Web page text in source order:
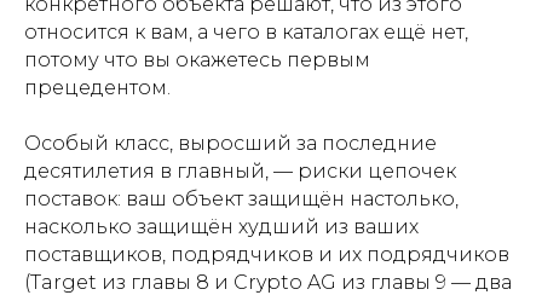
относится к вам, а чего в каталогах ещё нет,
потому что вы окажетесь первым
прецедентом.
Особый класс, выросший за последние
десятилетия в главный, — риски цепочек
поставок: ваш объект защищён настолько,
насколько защищён худший из ваших
поставщиков, подрядчиков и их подрядчиков
(Target из главы 8 и Crypto AG из главы 9 — два